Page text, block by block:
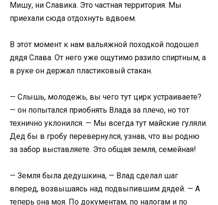
Мишу, ни Славика. Это частная территория. Мы
приехали сюда отдохнуть вдвоем.
В этот момент к нам вальяжной походкой подошел
дядя Слава. От него уже ощутимо разило спиртным, а
в руке он держал пластиковый стакан.
— Слышь, молодежь, вы чего тут цирк устраиваете?
— он попытался приобнять Влада за плечо, но тот
технично уклонился. — Мы всегда тут майские гуляли.
Дед бы в гробу перевернулся, узнав, что вы родню
за забор выставляете. Это общая земля, семейная!
— Земля была дедушкина, — Влад сделал шаг
вперед, возвышаясь над подвыпившим дядей. — А
теперь она моя. По документам, по налогам и по